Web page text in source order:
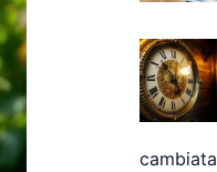
cambiata